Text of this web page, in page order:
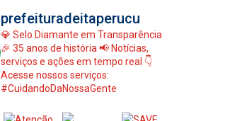
prefeituradeitaperucu
💎 Selo Diamante em Transparência
🎉 35 anos de história 📢 Notícias,
serviços e ações em tempo real 👇
Acesse nossos serviços:
#CuidandoDaNossaGente